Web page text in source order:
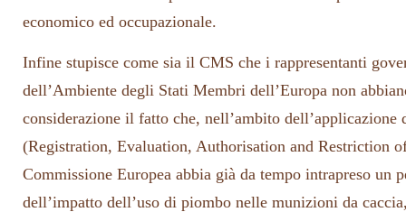
economico ed occupazionale.
Infine stupisce come sia il CMS che i rappresentanti
dell’Ambiente degli Stati Membri dell’Europa non
considerazione il fatto che, nell’ambito
(Registration, Evaluation, Authorisation and Restriction
Commissione Europea abbia già da tempo intrapreso un
dell’impatto dell’uso di piombo nelle munizioni da